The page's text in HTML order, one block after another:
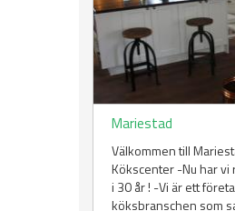
Mariestad
Välkommen till
Kökscenter -Nu har
i 30 år ! -Vi är ett
köksbranschen som